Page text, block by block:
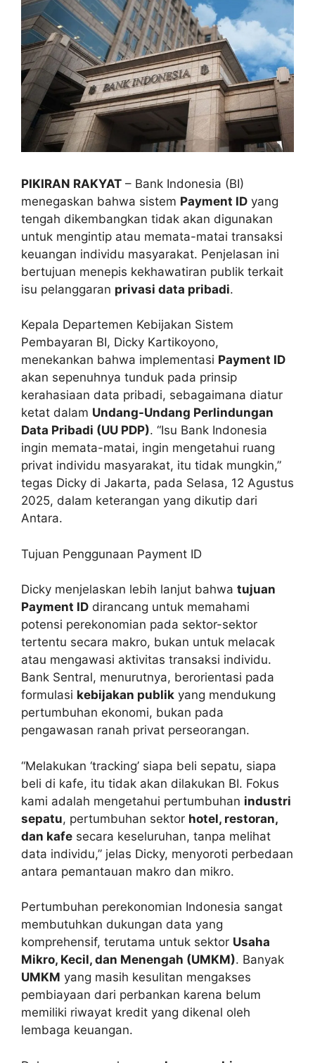
PIKIRAN RAKYAT – Bank Indonesia (BI)
menegaskan bahwa sistem Payment ID yang
tengah dikembangkan tidak akan digunakan
untuk mengintip atau memata-matai transaksi
keuangan individu masyarakat. Penjelasan ini
bertujuan menepis kekhawatiran publik terkait
isu pelanggaran privasi data pribadi.
Kepala Departemen Kebijakan Sistem
Pembayaran BI, Dicky Kartikoyono,
menekankan bahwa implementasi Payment ID
akan sepenuhnya tunduk pada prinsip
kerahasiaan data pribadi, sebagaimana diatur
ketat dalam Undang-Undang Perlindungan
Data Pribadi (UU PDP). “Isu Bank Indonesia
ingin memata-matai, ingin mengetahui ruang
privat individu masyarakat, itu tidak mungkin,”
tegas Dicky di Jakarta, pada Selasa, 12 Agustus
2025, dalam keterangan yang dikutip dari
Antara.
Tujuan Penggunaan Payment ID
Dicky menjelaskan lebih lanjut bahwa tujuan
Payment ID dirancang untuk memahami
potensi perekonomian pada sektor-sektor
tertentu secara makro, bukan untuk melacak
atau mengawasi aktivitas transaksi individu.
Bank Sentral, menurutnya, berorientasi pada
formulasi kebijakan publik yang mendukung
pertumbuhan ekonomi, bukan pada
pengawasan ranah privat perseorangan.
“Melakukan ‘tracking’ siapa beli sepatu, siapa
beli di kafe, itu tidak akan dilakukan BI. Fokus
kami adalah mengetahui pertumbuhan industri
sepatu, pertumbuhan sektor hotel, restoran,
dan kafe secara keseluruhan, tanpa melihat
data individu,” jelas Dicky, menyoroti perbedaan
antara pemantauan makro dan mikro.
Pertumbuhan perekonomian Indonesia sangat
membutuhkan dukungan data yang
komprehensif, terutama untuk sektor Usaha
Mikro, Kecil, dan Menengah (UMKM). Banyak
UMKM yang masih kesulitan mengakses
pembiayaan dari perbankan karena belum
memiliki riwayat kredit yang dikenal oleh
lembaga keuangan.